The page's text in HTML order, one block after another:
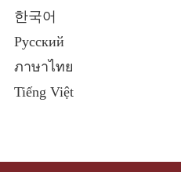
한국어
Русский
ภาษาไทย
Tiếng Việt